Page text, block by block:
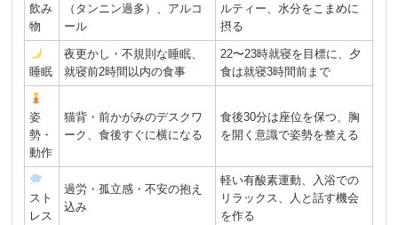
飲み
物
（タンニン過多）、アルコ
ール
ルティー、水分をこまめに
摂る
睡眠
夜更かし・不規則な睡眠、
就寝前2時間以内の食事
22〜23時就寝を目標に、夕
食は就寝3時間前まで
姿
勢・
動作
猫背・前かがみのデスクワ
ーク、食後すぐに横になる
食後30分は座位を保つ、胸
を開く意識で姿勢を整える
スト
レス
過労・孤立感・不安の抱え
込み
軽い有酸素運動、入浴での
リラックス、人と話す機会
を作る